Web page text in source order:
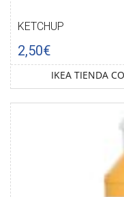
KETCHUP
2,50€
IKEA TIENDA